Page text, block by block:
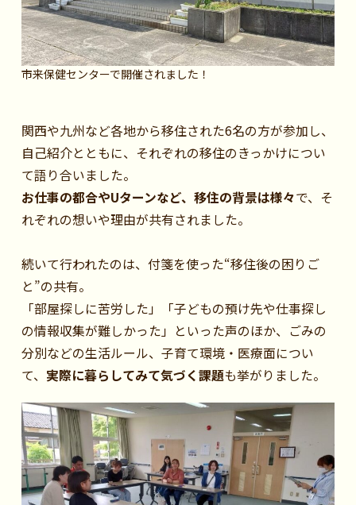
市来保健センターで開催されました！
関西や九州など各地から移住された6名の方が参加し、
自己紹介とともに、それぞれの移住のきっかけについ
て語り合いました。
お仕事の都合やUターンなど、移住の背景は様々で、そ
れぞれの想いや理由が共有されました。
続いて行われたのは、付箋を使った“移住後の困りご
と”の共有。
「部屋探しに苦労した」「子どもの預け先や仕事探し
の情報収集が難しかった」といった声のほか、ごみの
分別などの生活ルール、子育て環境・医療面につい
て、 実際に暮らしてみて気づく課題も挙がりました。